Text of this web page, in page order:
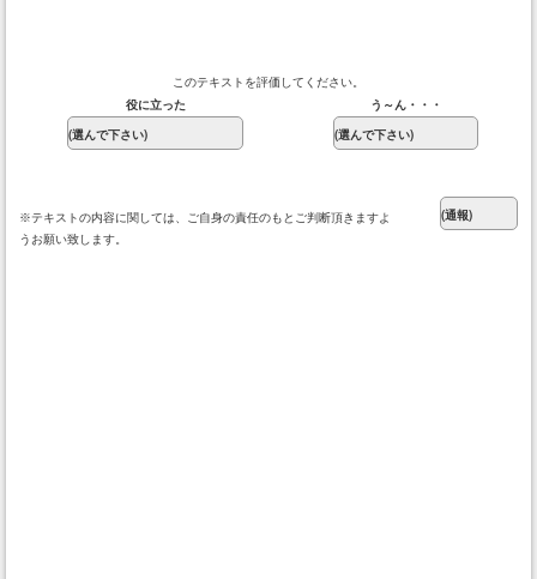
このテキストを評価してください。
役に立った
う～ん・・・
※テキストの内容に関しては、ご自身の責任のもとご判断頂きますよ
うお願い致します。